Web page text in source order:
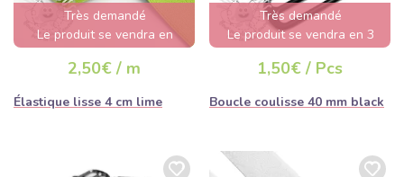
Très demandé
Le produit se vendra en
2,50€ / m
Élastique lisse 4 cm lime
Très demandé
Le produit se vendra en 3
1,50€ / Pcs
Boucle coulisse 40 mm black